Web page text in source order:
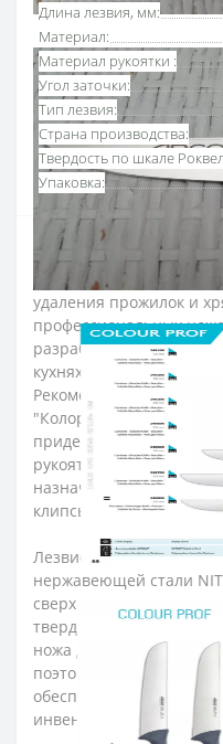
Длина лезвия, мм:
Материал:
Материал рукоятки :
Угол заточки:
Тип лезвия:
Страна производства:
Твердость по шкале
Упаковка:
Нож для разделки
проф» Аркос
удаления прожилок и
профессиональных
разработали для
кухнях ресторанов и
Рекомендуем
"Колор-проф"п
придерживаются
рукоятки ножей имеют
назначению. В
клипсы для рукоятки
Лезвие ножа для мяса
нержавеющей стали
сверхвысокую
твердость и
ножа для разделки
поэтому изделие имеет
обеспечивая
инвентаря.